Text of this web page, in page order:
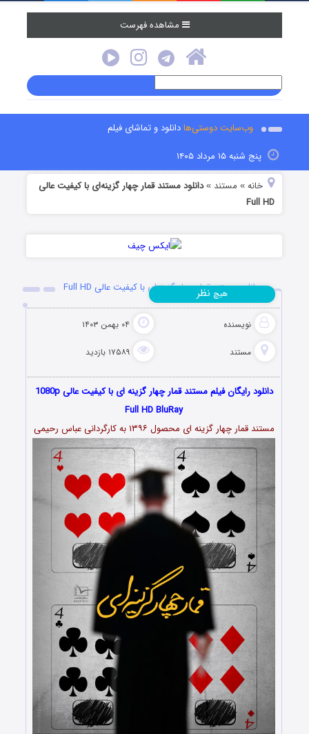
مشاهده فهرست
وب‌سایت دوستی‌هادانلود و تماشای فیلم
پنج شنبه ۱۵ مرداد ۱۴۰۵
خانه » مستند »دانلود مستند قمار چهار گزینه‌ای با کیفیت عالی
Full HD
دانلود مستند قمار چهار گزینه‌ای با کیفیت عالی Full HD
نویسنده ۰۴ بهمن ۱۴۰۳
مستند ۱۷۵۸۹ بازدید
هیچ نظر
دانلود رایگان فیلم مستند قمار چهار گزینه ای با کیفیت عالی 1080p
Full HD BluRay
مستند قمار چهار گزینه ای محصول ۱۳۹۶ به کارگردانی عباس رحیمی